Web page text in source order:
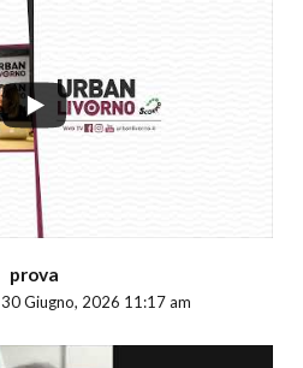
prova
30 Giugno, 2026 11:17 am